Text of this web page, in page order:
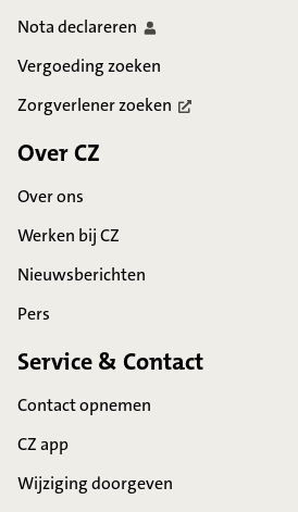
Notadeclareren
Vergoeding zoeken
Zorgverlenerzoeken
Over CZ
Over ons
Werken bij CZ
Nieuwsberichten
Pers
Service & Contact
Contact opnemen
CZ app
Wijziging doorgeven